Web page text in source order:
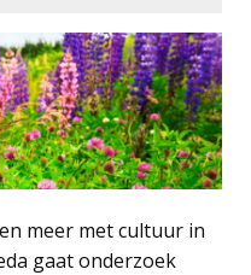
meer met cultuur in
gaat onderzoek